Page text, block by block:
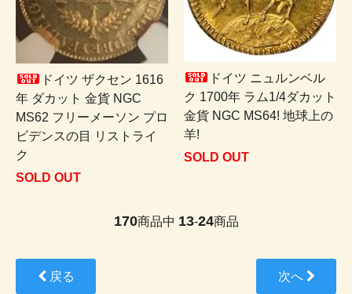
ドイツ ザクセン 1616
年 ダカット 金貨 NGC
MS62 フリーメーソン プロ
ビデンスの目 リストライ
ク
SOLD OUT
ドイツ ニュルンベル
ク 1700年 ラム1/4ダカット
金貨 NGC MS64! 地球上の
羊!
SOLD OUT
170商品中 13-24商品
戻る 次へ